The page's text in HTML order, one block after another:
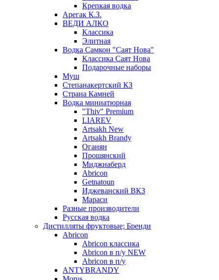
Крепкая водка
Арегак К.З.
ВЕДИ АЛКО
Классика
Элитная
Водка Самкон "Саят Нова"
Классика Саят Нова
Подарочные наборы
Муш
Степанакертский КЗ
Страна Камней
Водка миниатюрная
"Thiv" Premium
LIAREV
Artsakh New
Artsakh Brandy
Оганян
Прошянский
Миджнаберд
Abricon
Getnatoun
Иджеванский ВКЗ
Мараси
Разные производители
Русская водка
Дистилляты фруктовые; Бренди
Abricon
Abricon классика
Abricon в п/у NEW
Abricon в п/у
ANTYBRANDY